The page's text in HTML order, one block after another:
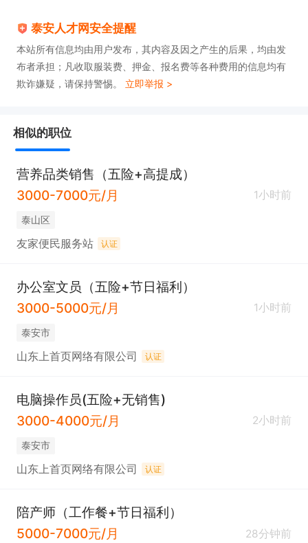
泰安人才网安全提醒
本站所有信息均由用户发布，其内容及因之产生的后果，均由发
布者承担；凡收取服装费、押金、报名费等各种费用的信息均有
欺诈嫌疑，请保持警惕。 立即举报 >
相似的职位
营养品类销售（五险+高提成）
3000-7000元/月
1小时前
泰山区
友家便民服务站 认证
办公室文员（五险+节日福利）
3000-5000元/月
1小时前
泰安市
山东上首页网络有限公司 认证
电脑操作员(五险+无销售)
3000-4000元/月
2小时前
泰安市
山东上首页网络有限公司 认证
陪产师（工作餐+节日福利）
5000-7000元/月
28分钟前